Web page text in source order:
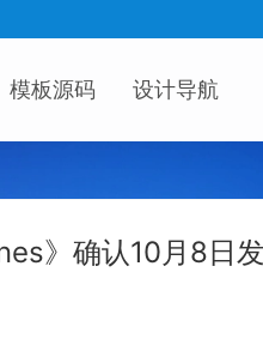
模板源码 设计导航
》确认10月8日